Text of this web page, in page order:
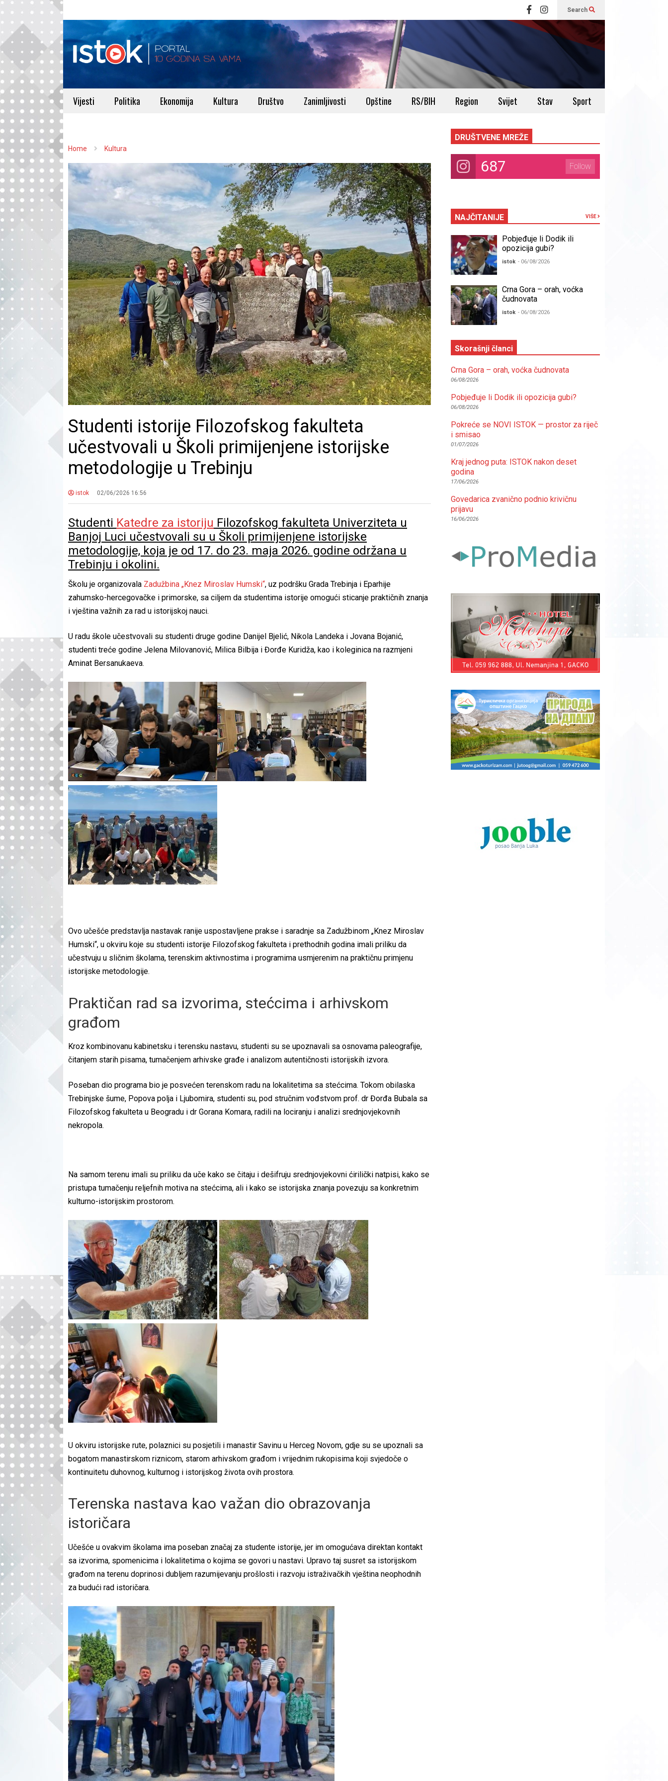
Search
Vijesti Politika Ekonomija Kultura Društvo Zanimljivosti Opštine RS/BIH Region Svijet Stav Sport
Home Kultura
Studenti istorije Filozofskog fakulteta
učestvovali u Školi primijenjene istorijske
metodologije u Trebinju
istok 02/06/2026 16:56
Studenti Katedre za istoriju Filozofskog fakulteta Univerziteta u
Banjoj Luci učestvovali su u Školi primijenjene istorijske
metodologije, koja je od 17. do 23. maja 2026. godine održana u
Trebinju i okolini.
Školu je organizovala Zadužbina „Knez Miroslav Humski“, uz podršku Grada Trebinja i Eparhije
zahumsko-hercegovačke i primorske, sa ciljem da studentima istorije omogući sticanje praktičnih znanja
i vještina važnih za rad u istorijskoj nauci.
U radu škole učestvovali su studenti druge godine Danijel Bjelić, Nikola Landeka i Jovana Bojanić,
studenti treće godine Jelena Milovanović, Milica Bilbija i Đorđe Kuridža, kao i koleginica na razmjeni
Aminat Bersanukaeva.
Ovo učešće predstavlja nastavak ranije uspostavljene prakse i saradnje sa Zadužbinom „Knez Miroslav
Humski“, u okviru koje su studenti istorije Filozofskog fakulteta i prethodnih godina imali priliku da
učestvuju u sličnim školama, terenskim aktivnostima i programima usmjerenim na praktičnu primjenu
istorijske metodologije.
Praktičan rad sa izvorima, stećcima i arhivskom
građom
Kroz kombinovanu kabinetsku i terensku nastavu, studenti su se upoznavali sa osnovama paleografije,
čitanjem starih pisama, tumačenjem arhivske građe i analizom autentičnosti istorijskih izvora.
Poseban dio programa bio je posvećen terenskom radu na lokalitetima sa stećcima. Tokom obilaska
Trebinjske šume, Popova polja i Ljubomira, studenti su, pod stručnim vođstvom prof. dr Đorđa Bubala sa
Filozofskog fakulteta u Beogradu i dr Gorana Komara, radili na lociranju i analizi srednjovjekovnih
nekropola.
Na samom terenu imali su priliku da uče kako se čitaju i dešifruju srednjovjekovni ćirilički natpisi, kako se
pristupa tumačenju reljefnih motiva na stećcima, ali i kako se istorijska znanja povezuju sa konkretnim
kulturno-istorijskim prostorom.
U okviru istorijske rute, polaznici su posjetili i manastir Savinu u Herceg Novom, gdje su se upoznali sa
bogatom manastirskom riznicom, starom arhivskom građom i vrijednim rukopisima koji svjedoče o
kontinuitetu duhovnog, kulturnog i istorijskog života ovih prostora.
Terenska nastava kao važan dio obrazovanja
istoričara
Učešće u ovakvim školama ima poseban značaj za studente istorije, jer im omogućava direktan kontakt
sa izvorima, spomenicima i lokalitetima o kojima se govori u nastavi. Upravo taj susret sa istorijskom
građom na terenu doprinosi dubljem razumijevanju prošlosti i razvoju istraživačkih vještina neophodnih
za budući rad istoričara.
DRUŠTVENE MREŽE
687 Follow
NAJČITANIJE VIŠE
Pobjeđuje li Dodik ili
opozicija gubi?
istok - 06/08/2026
Crna Gora – orah, voćka
čudnovata
istok - 06/08/2026
Skorašnji članci
Crna Gora – orah, voćka čudnovata
06/08/2026
Pobjeđuje li Dodik ili opozicija gubi?
06/08/2026
Pokreće se NOVI ISTOK — prostor za riječ
i smisao
01/07/2026
Kraj jednog puta: ISTOK nakon deset
godina
17/06/2026
Govedarica zvanično podnio krivičnu
prijavu
16/06/2026